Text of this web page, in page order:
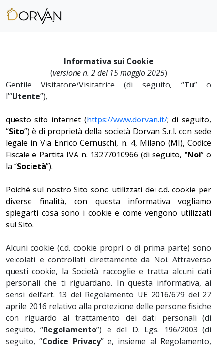
Informativa sui Cookie
(versione n. 2 del 15 maggio 2025)
Gentile Visitatore/Visitatrice (di seguito, “Tu” o
l’“Utente”),
questo sito internet (https://www.dorvan.it/; di seguito,
“Sito”) è di proprietà della società Dorvan S.r.l. con sede
legale in Via Enrico Cernuschi, n. 4, Milano (MI), Codice
Fiscale e Partita IVA n. 13277010966 (di seguito, “Noi” o
la “Società”).
Poiché sul nostro Sito sono utilizzati dei c.d. cookie per
diverse finalità, con questa informativa vogliamo
spiegarti cosa sono i cookie e come vengono utilizzati
sul Sito.
Alcuni cookie (c.d. cookie propri o di prima parte) sono
veicolati e controllati direttamente da Noi. Attraverso
questi cookie, la Società raccoglie e tratta alcuni dati
personali che ti riguardano. In questa informativa, ai
sensi dell’art. 13 del Regolamento UE 2016/679 del 27
aprile 2016 relativo alla protezione delle persone fisiche
con riguardo al trattamento dei dati personali (di
seguito, “Regolamento”) e del D. Lgs. 196/2003 (di
seguito, “Codice Privacy” e, insieme al Regolamento,